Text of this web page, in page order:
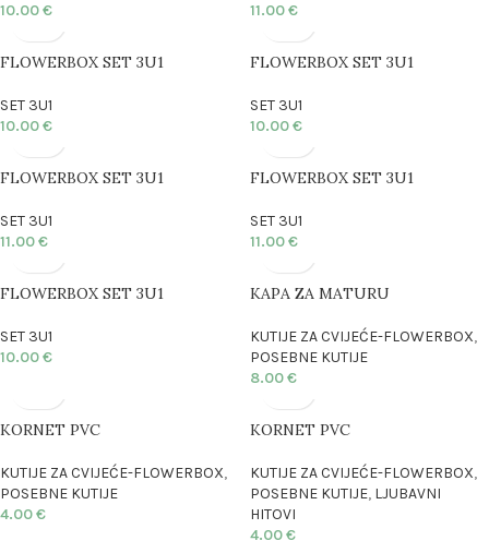
10.00€
11.00€
FLOWERBOX SET 3U1
SET 3U1
10.00€
FLOWERBOX SET 3U1
SET 3U1
10.00€
FLOWERBOX SET 3U1
SET 3U1
11.00€
FLOWERBOX SET 3U1
SET 3U1
11.00€
FLOWERBOX SET 3U1
SET 3U1
10.00€
KAPA ZA MATURU
KUTIJE ZA CVIJEĆE-FLOWERBOX,
POSEBNE KUTIJE
8.00€
KORNET PVC
KUTIJE ZA CVIJEĆE-FLOWERBOX,
POSEBNE KUTIJE
4.00€
KORNET PVC
KUTIJE ZA CVIJEĆE-FLOWERBOX,
POSEBNE KUTIJE, LJUBAVNI
HITOVI
4.00€